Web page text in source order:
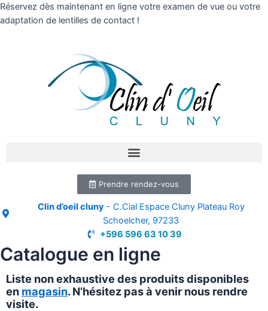
Réservez dès maintenant en ligne votre examen de vue ou votre
adaptation de lentilles de contact !
Prendre rendez-vous
Clin d’oeil cluny- C.Cial Espace Cluny Plateau Roy
Schoelcher, 97233
+596 596 63 10 39
Catalogue en ligne
Liste non exhaustive des produits disponibles
en magasin. N’hésitez pas à venir nous rendre
visite.